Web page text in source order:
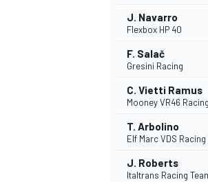
J. Navarro
Flexbox HP 40
F. Salač
Gresini Racing
C. Vietti Ramus
Mooney VR46
T. Arbolino
Elf Marc VDS Racing
J. Roberts
Italtrans Racing